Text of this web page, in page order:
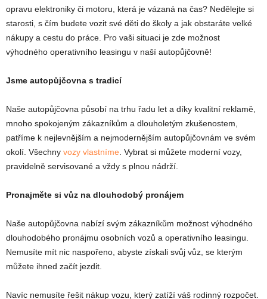
opravu elektroniky či motoru, která je vázaná na čas? Nedělejte si
starosti, s čím budete vozit své děti do školy a jak obstaráte velké
nákupy a cestu do práce. Pro vaši situaci je zde možnost
výhodného operativního leasingu v naší autopůjčovně!
Jsme autopůjčovna s tradicí
Naše autopůjčovna působí na trhu řadu let a díky kvalitní reklamě,
mnoho spokojeným zákazníkům a dlouholetým zkušenostem,
patříme k nejlevnějším a nejmodernějším autopůjčovnám ve svém
okolí. Všechny vozy vlastníme . Vybrat si můžete moderní vozy,
pravidelně servisované a vždy s plnou nádrží.
Pronajměte si vůz na dlouhodobý pronájem
Naše autopůjčovna nabízí svým zákazníkům možnost výhodného
dlouhodobého pronájmu osobních vozů a operativního leasingu.
Nemusíte mít nic naspořeno, abyste získali svůj vůz, se kterým
můžete ihned začít jezdit.
Navíc nemusíte řešit nákup vozu, který zatíží váš rodinný rozpočet.